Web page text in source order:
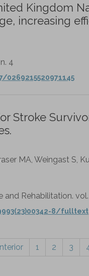
Kingdom
increasing
4
Stroke
MA, Weingast S,
Rehabilitation. vol.
8/fulltext
1 2 3